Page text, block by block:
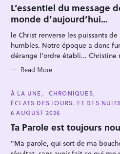
T
E
G
O
R
I
E
S
L’essentiel du message
monde d’aujourd’hui…
le Christ renverse les puissants
humbles. Notre époque a donc
dérange l'ordre établi... Christine
Read More
C
A
T
E
G
O
R
E
À LA UNE
CHRONIQUES
ÉCLATS DES JOURS. ET DES NUITS
6 AUGUST 2026
Ta Parole est toujours
"Ma parole, qui sort de ma
S
e
r
c
f
o